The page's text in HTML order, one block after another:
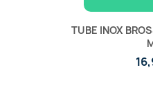
TUBE INOX